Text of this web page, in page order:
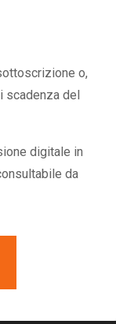
o,
scadenza del
digitale in
da